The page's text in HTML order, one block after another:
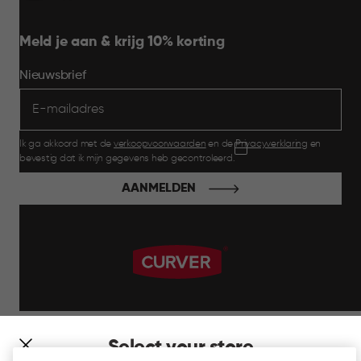
Select your store
Meld je aan & krijg 10% korting
Nieuwsbrief
Ik ga akkoord met de verkoopvoorwaarden en dePrivacyverklaring en
bevestig dat ik mijn gegevens heb gecontroleerd.
AANMELDEN